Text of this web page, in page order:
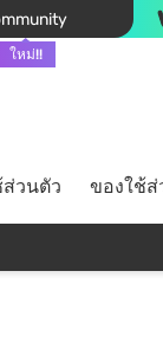
ใหม่!!
วนตัว ของใช้ส่